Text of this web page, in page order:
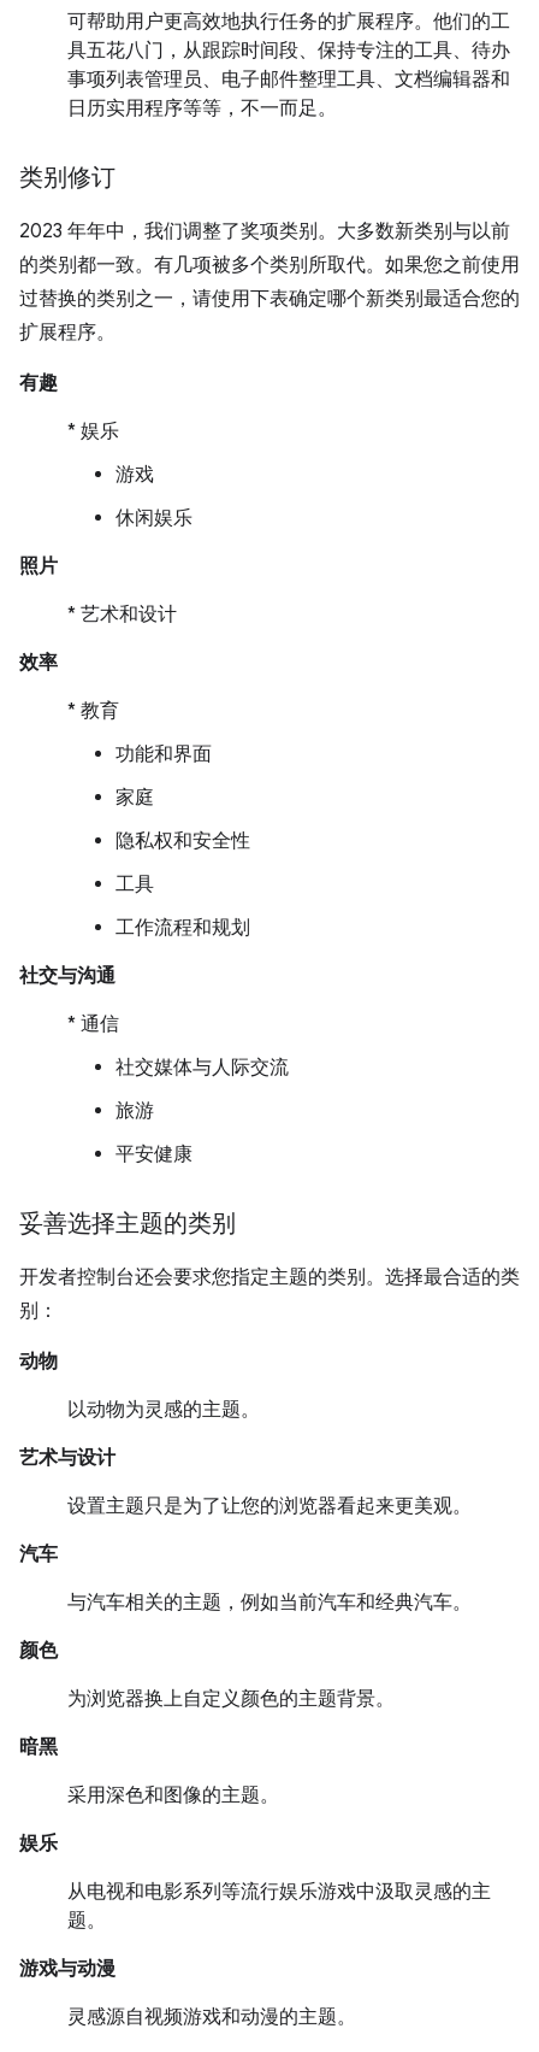
可帮助用户更高效地执行任务的扩展程序。他们的工
具五花八门，从跟踪时间段、保持专注的工具、待办
事项列表管理员、电子邮件整理工具、文档编辑器和
日历实用程序等等，不一而足。
类别修订
2023 年年中，我们调整了奖项类别。大多数新类别与以前
的类别都一致。有几项被多个类别所取代。如果您之前使用
过替换的类别之一，请使用下表确定哪个新类别最适合您的
扩展程序。
有趣
* 娱乐
游戏
休闲娱乐
照片
* 艺术和设计
效率
* 教育
功能和界面
家庭
隐私权和安全性
工具
工作流程和规划
社交与沟通
* 通信
社交媒体与人际交流
旅游
平安健康
妥善选择主题的类别
开发者控制台还会要求您指定主题的类别。选择最合适的类
别：
动物
以动物为灵感的主题。
艺术与设计
设置主题只是为了让您的浏览器看起来更美观。
汽车
与汽车相关的主题，例如当前汽车和经典汽车。
颜色
为浏览器换上自定义颜色的主题背景。
暗黑
采用深色和图像的主题。
娱乐
从电视和电影系列等流行娱乐游戏中汲取灵感的主
题。
游戏与动漫
灵感源自视频游戏和动漫的主题。